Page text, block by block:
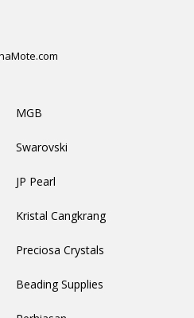
MGB
Swarovski
JP Pearl
Kristal Cangkrang
Preciosa Crystals
Beading Supplies